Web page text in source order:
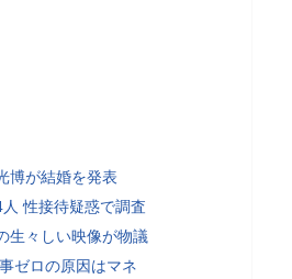
博が結婚を発表
性接待疑惑で調査
生々しい映像が物議
ゼロの原因はマネ